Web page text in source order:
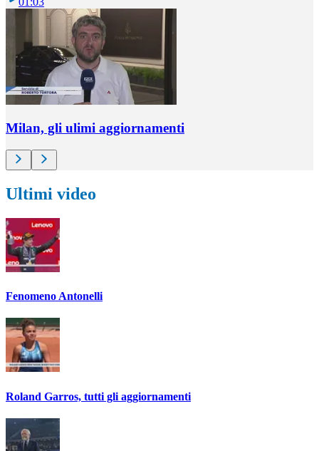
Milan, gli ulimi aggiornamenti
Ultimi video
Fenomeno Antonelli
Roland Garros, tutti gli aggiornamenti